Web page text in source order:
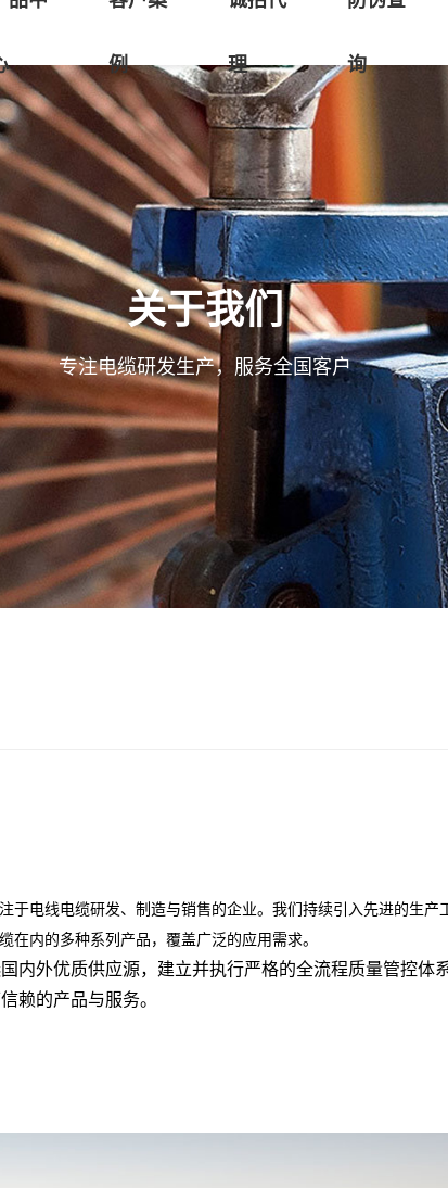
例 理 询
关于我们
专注电缆研发生产，服务全国客户
电线电缆研发、制造与销售的企业。我们持续引入先进的生
内的多种系列产品，覆盖广泛的应用需求。
内外优质供应源，建立并执行严格的全流程质量管控
赖的产品与服务。